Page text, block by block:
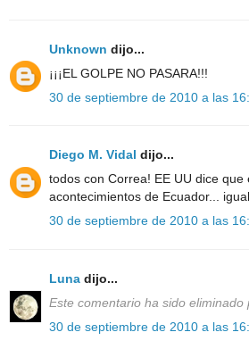
Unknown dijo...
¡¡¡EL GOLPE NO PASARA!!!
30 de septiembre de 2010 a las
Diego M. Vidal dijo...
todos con Correa! EE UU dice que
acontecimientos de Ecuador...
30 de septiembre de 2010 a las
Luna dijo...
Este comentario ha sido eliminado
30 de septiembre de 2010 a las